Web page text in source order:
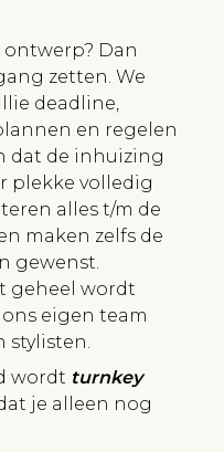
ontwerp? Dan
zetten. We
deadline,
en regelen
dat de inhuizing
plekke volledig
alles t/m de
maken zelfs de
gewenst.
geheel wordt
eigen team
stylisten.
wordt turnkey
je alleen nog